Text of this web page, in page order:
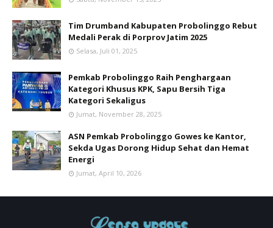
Tim Drumband Kabupaten Probolinggo Rebut
Medali Perak di Porprov Jatim 2025
Selasa, Juli 01, 2025
Pemkab Probolinggo Raih Penghargaan
Kategori Khusus KPK, Sapu Bersih Tiga
Kategori Sekaligus
Jumat, November 28, 2025
ASN Pemkab Probolinggo Gowes ke Kantor,
Sekda Ugas Dorong Hidup Sehat dan Hemat
Energi
Jumat, April 10, 2026